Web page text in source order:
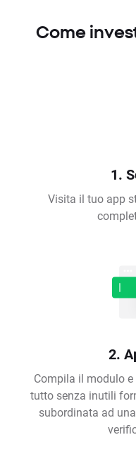
Come
1.
Visita il tuo app
2.
Compila il modulo
tutto senza inutili
subordinata ad